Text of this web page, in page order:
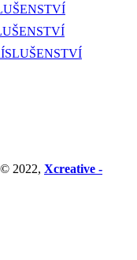
2022, Xcreative -